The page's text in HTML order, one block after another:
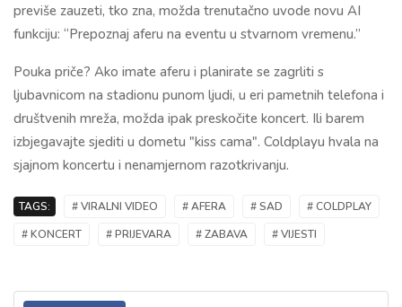
previše zauzeti, tko zna, možda trenutačno uvode novu AI
funkciju: “Prepoznaj aferu na eventu u stvarnom vremenu.”
Pouka priče? Ako imate aferu i planirate se zagrliti s
ljubavnicom na stadionu punom ljudi, u eri pametnih telefona i
društvenih mreža, možda ipak preskočite koncert. Ili barem
izbjegavajte sjediti u dometu "kiss cama". Coldplayu hvala na
sjajnom koncertu i nenamjernom razotkrivanju.
TAGS: # VIRALNI VIDEO # AFERA # SAD
# COLDPLAY
# KONCERT
# PRIJEVARA # ZABAVA # VIJESTI